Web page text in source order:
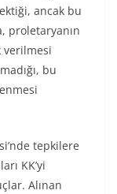
ancak bu
proletaryanın
verilmesi
bu
tepkilere
KK’yi
Alınan